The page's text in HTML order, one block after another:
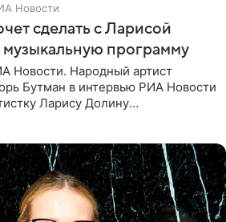
Новости
сделать с Ларисой
программу
Новости. Народный артист
Бутман в интервью РИА Новости
Ларису Долину